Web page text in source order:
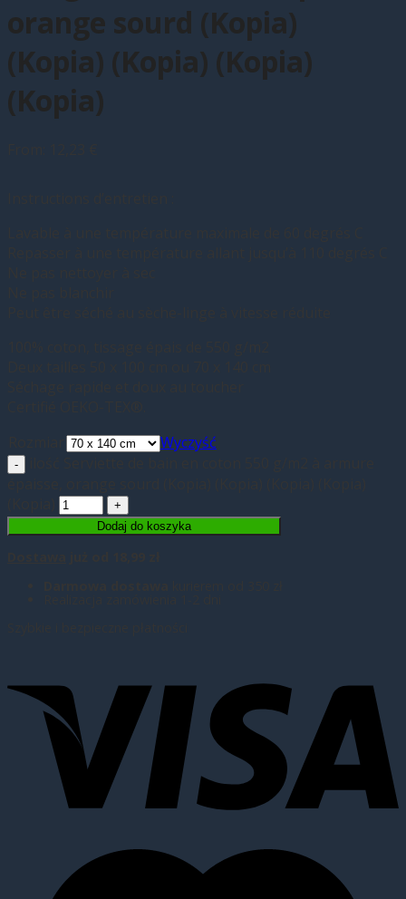
orange sourd (Kopia)
(Kopia) (Kopia) (Kopia)
(Kopia)
Wyczyść
Dodaj do koszyka